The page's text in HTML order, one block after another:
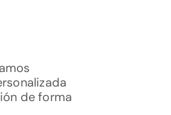
de forma